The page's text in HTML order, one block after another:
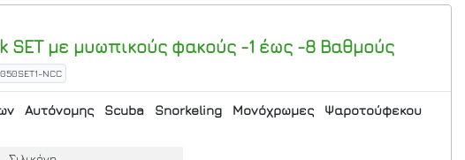
SET με μυωπικούς φακούς -1 έως -8 Βαθμούς
NCC
Αυτόνομης Scuba Snorkeling Μονόχρωμες
Ψαροτούφεκου